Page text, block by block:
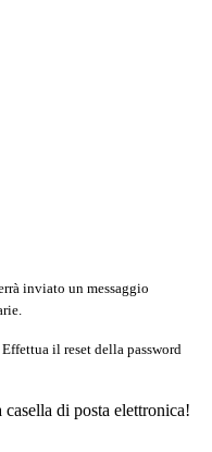
inviato un messaggio
il reset della password
di posta elettronica!